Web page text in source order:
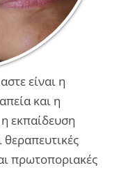
είναι η
και η
εκπαίδευση
πρωτοποριακές